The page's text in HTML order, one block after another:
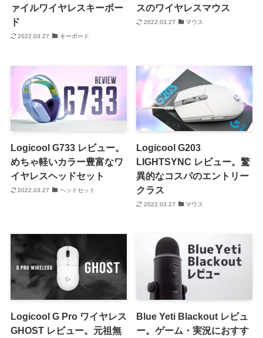
ァイルワイヤレスキーボー
ド
2022.03.27 キーボード
スのワイヤレスマウス
2022.03.27 マウス
Logicool G733 レビュー。
めちゃ軽いカラー豊富なワ
イヤレスヘッドセット
2022.03.27 ヘッドセット
Logicool G203
LIGHTSYNC レビュー。驚
異的なコスパのエントリー
クラス
2022.03.27 マウス
Logicool G Pro ワイヤレス
GHOST レビュー。元祖無
Blue Yeti Blackout レビュ
ー。ゲーム・実況におすす